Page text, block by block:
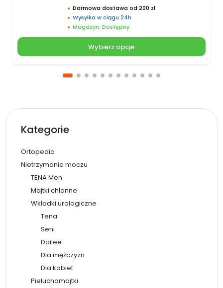
Darmowa dostawa od 200 zł
Wysyłka w ciągu 24h
Magazyn: Dostępny
Wybierz opcje
Kategorie
Ortopedia
Nietrzymanie moczu
TENA Men
Majtki chłonne
Wkładki urologiczne
Tena
Seni
Dailee
Dla mężczyzn
Dla kobiet
Pieluchomajtki